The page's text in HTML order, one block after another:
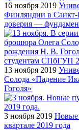
16 ноября 2019
Финляндии в Санкт-
доверия —
13 ноября 2019
Солода «Падение
Гоголя»
3 ноября 2019 Новые
квартале 2019 года